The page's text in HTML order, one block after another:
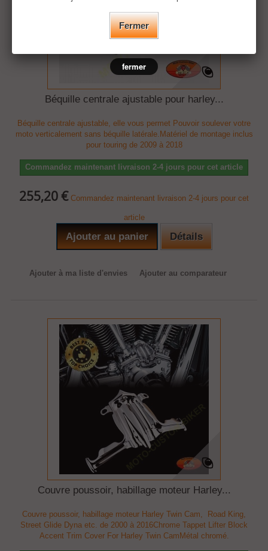
Béquille centrale ajustable pour harley...
Béquille centrale ajustable, elle vous permet Pouvoir soulever votre
moto verticalement sans béquille latérale.Matériel de montage inclus
pour touring de 2009 à 2018
Commandez maintenant livraison 2-4 jours pour cet article
255,20 € Commandez maintenant livraison 2-4 jours pour cet
article
Ajouter au panier Détails
Ajouter à ma liste d'envies Ajouter au comparateur
Couvre poussoir, habillage moteur Harley...
Couvre poussoir, habillage moteur Harley Twin Cam, Road King,
Street Glide Dyna etc. de 2000 à 2016Chrome Tappet Lifter Block
Accent Trim Cover For Harley Twin CamMétal chromé.
Fermer
fermer